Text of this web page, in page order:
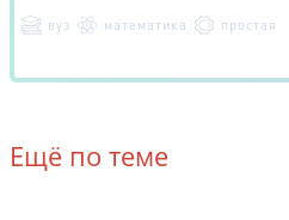
вуз математика простая
Ещё по теме